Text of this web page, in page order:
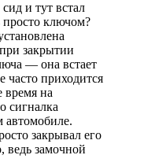
и тут встал
просто ключом?
закрытии
— она встает
часто приходится
время на
сигналка
автомобиле.
закрывал его
ведь замочной